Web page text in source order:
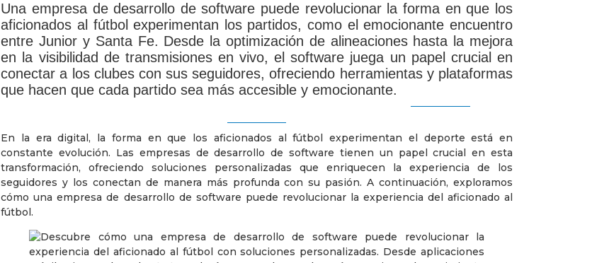
Una empresa de desarrollo de software puede revolucionar la forma en que los
aficionados al fútbol experimentan los partidos, como el emocionante encuentro
entre Junior y Santa Fe. Desde la optimización de alineaciones hasta la mejora
en la visibilidad de transmisiones en vivo, el software juega un papel crucial en
conectar a los clubes con sus seguidores, ofreciendo herramientas y plataformas
que hacen que cada partido sea más accesible y emocionante.
En la era digital, la forma en que los aficionados al fútbol experimentan el deporte está en
constante evolución. Las empresas de desarrollo de software tienen un papel crucial en esta
transformación, ofreciendo soluciones personalizadas que enriquecen la experiencia de los
seguidores y los conectan de manera más profunda con su pasión. A continuación, exploramos
cómo una empresa de desarrollo de software puede revolucionar la experiencia del aficionado al
fútbol.